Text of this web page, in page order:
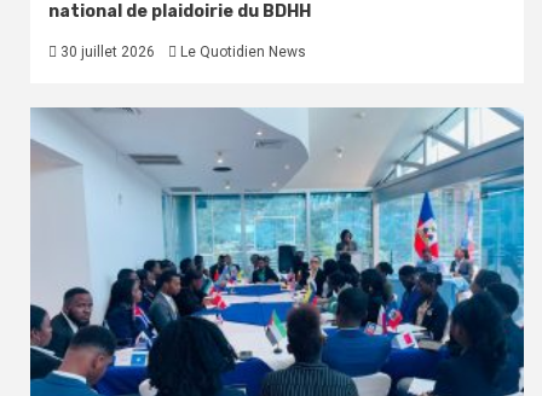
national de plaidoirie du BDHH
30 juillet 2026 Le Quotidien News